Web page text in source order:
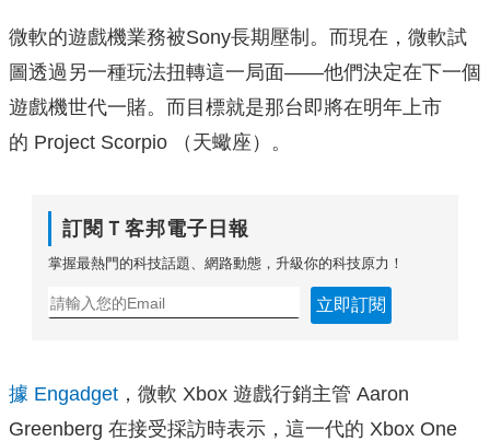
微軟的遊戲機業務被Sony長期壓制。而現在，微軟試
圖透過另一種玩法扭轉這一局面——他們決定在下一個
遊戲機世代一賭。而目標就是那台即將在明年上市
的 Project Scorpio （天蠍座）。
訂閱Ｔ客邦電子日報
掌握最熱門的科技話題、網路動態，升級你的科技原力！
立即訂閱
據 Engadget ，微軟 Xbox 遊戲行銷主管 Aaron
Greenberg 在接受採訪時表示，這一代的 Xbox One